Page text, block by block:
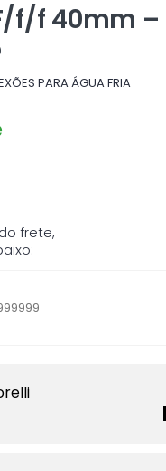
f/f 40mm –
PARA ÁGUA FRIA
frete,